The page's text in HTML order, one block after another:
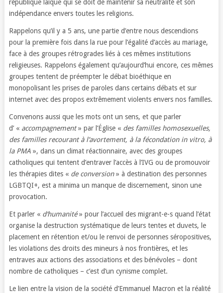
république laïque qui se doit de maintenir sa neutralité et son
indépendance envers toutes les religions.
Rappelons qu’il y a 5 ans, une partie d’entre nous descendions
pour la première fois dans la rue pour l’égalité d’accès au mariage,
face à des groupes rétrogrades liés à ces mêmes institutions
religieuses. Rappelons également qu’aujourd’hui encore, ces mêmes
groupes tentent de préempter le débat bioéthique en
monopolisant les prises de paroles dans certains débats et sur
internet avec des propos extrêmement violents envers nos familles.
Convenons aussi que les mots ont un sens, et que parler
d’ « accompagnement» par l’Église « des familles homosexuelles,
des familles recourant à l’avortement, à la fécondation in vitro, à
la PMA», dans un climat réactionnaire, avec des groupes
catholiques qui tentent d’entraver l’accès à l’IVG ou de promouvoir
les thérapies dites « de conversion» à destination des personnes
LGBTQI+, est a minima un manque de discernement, sinon une
provocation.
Et parler « d‘humanité» pour l’accueil des migrant-e-s quand l’état
organise la destruction systématique de leurs tentes et duvets, le
placement en rétention et/ou le renvoi de personnes séropositives,
les violations des droits des mineurs à nos frontières, et les
entraves aux actions des associations et des bénévoles – dont
nombre de catholiques – c’est d’un cynisme complet.
Le lien entre la vision de la société d’Emmanuel Macron et la réalité